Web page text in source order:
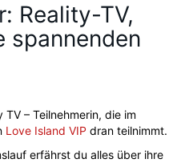
Reality-TV,
spannenden
TV – Teilnehmerin, die im
Love Island VIP dran teilnimmt.
erfährst du alles über ihre